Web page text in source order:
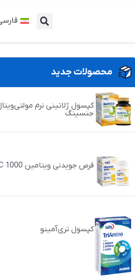
محصولات جدید
کپسول ژلاتینی نرم
جنسینگ
قرص جویدنی ویتامین C 1000
کپسول تری‌آمینو